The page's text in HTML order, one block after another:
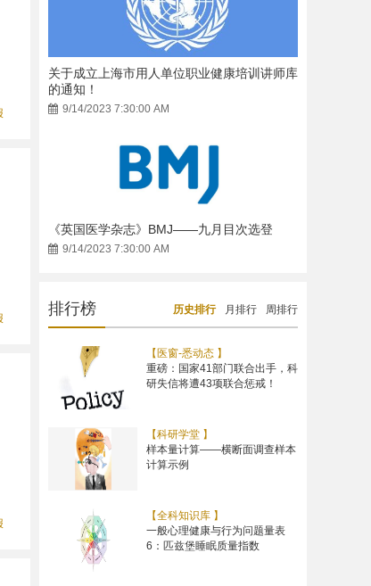
关于成立上海市用人单位职业健康培训讲师库
的通知！
9/14/2023 7:30:00 AM
《英国医学杂志》BMJ——九月目次选登
9/14/2023 7:30:00 AM
排行榜 历史排行 月排行 周排行
【医窗-悉动态 】
重磅：国家41部门联合出手，科
研失信将遭43项联合惩戒！
【科研学堂 】
样本量计算——横断面调查样本
计算示例
【全科知识库 】
一般心理健康与行为问题量表
6：匹兹堡睡眠质量指数